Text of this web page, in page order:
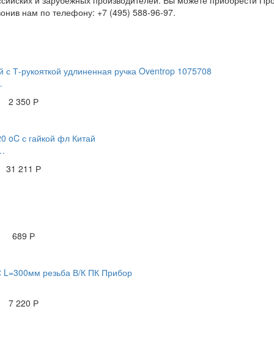
нам по телефону: +7 (495) 588-96-97.
2 350 Р
31 211 Р
689 Р
7 220 Р